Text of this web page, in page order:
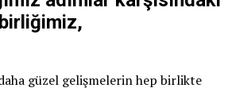
güzel gelişmelerin hep birlikte